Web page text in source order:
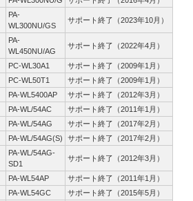
PA-
WL300NU/GS
サポート終了（2023年10月）
PA-
WL450NU/AG
サポート終了（2022年4月）
PC-WL30A1
サポート終了（2009年1月）
PC-WL50T1
サポート終了（2009年1月）
PA-WL5400AP
サポート終了（2012年3月）
PA-WL/54AC
サポート終了（2011年1月）
PA-WL/54AG
サポート終了（2017年2月）
PA-WL/54AG(S) サポート終了（2017年2月）
PA-WL/54AG-
SD1
サポート終了（2012年3月）
PA-WL54AP
サポート終了（2011年1月）
PA-WL54GC
サポート終了（2015年5月）